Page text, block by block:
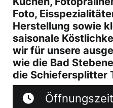
Foto,
Herstellung sowie
saisonale
wir für unsere
wie die Bad
die Schiefersplitter